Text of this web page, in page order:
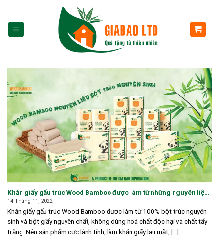
content
Khăn giấy gấu trúc Wood Bamboo được làm từ những nguyên liệu
nào?
14 Tháng 11, 2022
Khăn giấy gấu trúc Wood Bamboo đươc làm từ 100% bột trúc nguyên
sinh và bột giấy nguyên chất, không dùng hoá chất độc hại và chất tẩy
trắng. Nên sản phẩm cực lành tính, làm khăn giấy lau mặt, [...]